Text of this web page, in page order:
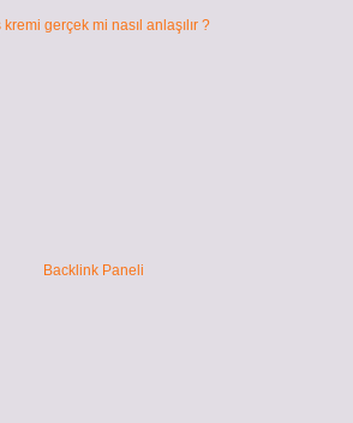
gerçek mi nasıl anlaşılır ?